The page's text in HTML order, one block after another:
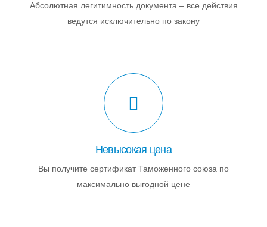
Абсолютная легитимность документа – все действия
ведутся исключительно по закону
Невысокая цена
Вы получите сертификат Таможенного союза по
максимально выгодной цене